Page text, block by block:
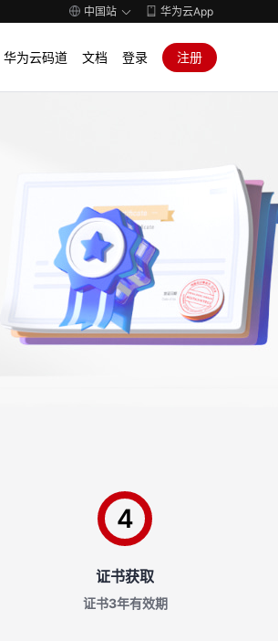
中国站 华为云App
华为云码道 文档 登录 注册
4
证书获取
证书3年有效期